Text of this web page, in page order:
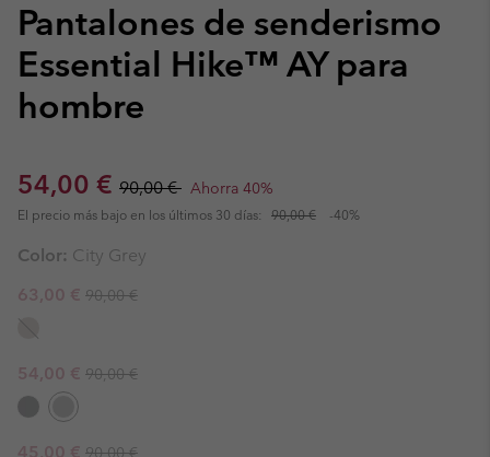
Pantalones de senderismo
Essential Hike™ AY para
hombre
Sale price:
54,00 € Regular price:
90,00 € Ahorra 40%
El precio más bajo en los últimos 30 días: 90,00 € -40%
Color: City Grey
Sale price:
63,00 € Regular price:
90,00 €
Sale price:
54,00 € Regular price:
90,00 €
Sale price:
45,00 € Regular price:
90,00 €